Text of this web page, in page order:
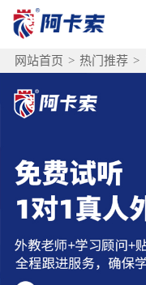
网站首页 > 热门推荐 >